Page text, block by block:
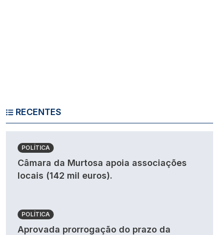
RECENTES
POLÍTICA
Câmara da Murtosa apoia associações
locais (142 mil euros).
POLÍTICA
Aprovada prorrogação do prazo da